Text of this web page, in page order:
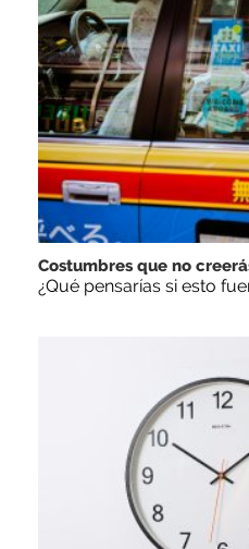
Costumbres que no
¿Qué pensarías si esto